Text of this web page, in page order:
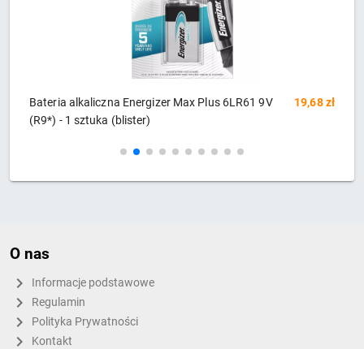
zł
Bateria alkaliczna Energizer Alkaline Power 6LR61
9V (R9*) - 1 sztuka (blister)
17,17 zł
O nas
Informacje podstawowe
Regulamin
Polityka Prywatności
Kontakt